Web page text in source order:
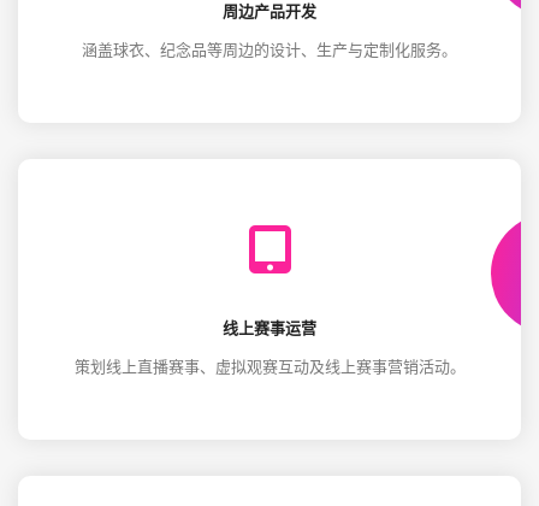
周边产品开发
涵盖球衣、纪念品等周边的设计、生产与定制化服务。
线上赛事运营
策划线上直播赛事、虚拟观赛互动及线上赛事营销活动。